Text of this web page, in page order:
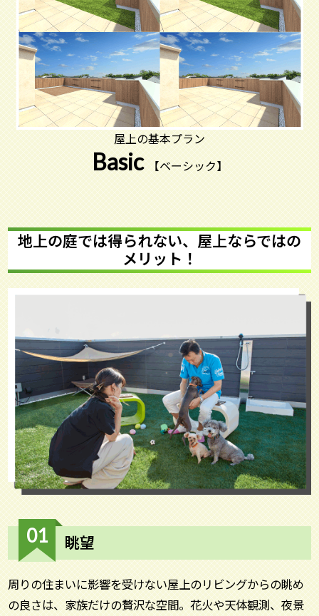
屋上の基本プラン
Basic 【ベーシック】
地上の庭では得られない、屋上ならではの
メリット！
眺望
01
周りの住まいに影響を受けない屋上のリビングからの眺め
の良さは、家族だけの贅沢な空間。花火や天体観測、夜景